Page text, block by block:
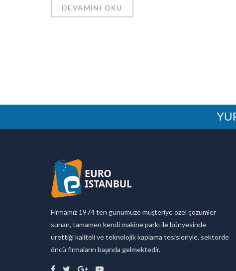
DEVAMINI OKU
Firmamız 1974 ten günümüze müşteriye özel çözümler
sunan, tamamen kendi makine parkı ile bünyesinde
ürettiği kaliteli ve teknolojik kaplama tesisleriyle, sektörde
öncü firmaların başında gelmektedir.